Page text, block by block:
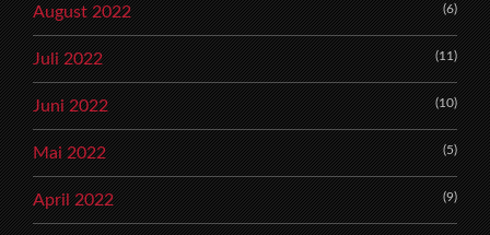
August 2022 (6)
Juli 2022 (11)
Juni 2022 (10)
Mai 2022 (5)
April 2022 (9)